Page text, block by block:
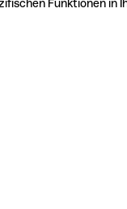
Funktionen in